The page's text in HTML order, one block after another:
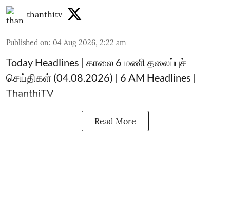
thanthitv
Published on: 04 Aug 2026, 2:22 am
Today Headlines | காலை 6 மணி தலைப்புச்
செய்திகள் (04.08.2026) | 6 AM Headlines |
ThanthiTV
Read More